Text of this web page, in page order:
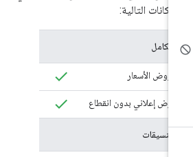
التالية:
التكامل
عروض الأسعار
عرض إعلاني بدون انقطاع
التنسيقات